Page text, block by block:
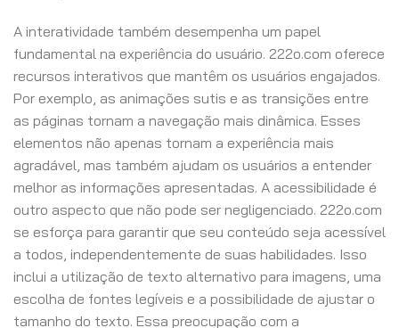
A interatividade também desempenha um papel
fundamental na experiência do usuário. 222o.com oferece
recursos interativos que mantêm os usuários engajados.
Por exemplo, as animações sutis e as transições entre
as páginas tornam a navegação mais dinâmica. Esses
elementos não apenas tornam a experiência mais
agradável, mas também ajudam os usuários a entender
melhor as informações apresentadas. A acessibilidade é
outro aspecto que não pode ser negligenciado. 222o.com
se esforça para garantir que seu conteúdo seja acessível
a todos, independentemente de suas habilidades. Isso
inclui a utilização de texto alternativo para imagens, uma
escolha de fontes legíveis e a possibilidade de ajustar o
tamanho do texto. Essa preocupação com a